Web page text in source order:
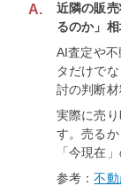
A.
近隣の販
るのか」
AI査定や
タだけで
討の判断材
実際に売
す。売る
「今現在
参考：不